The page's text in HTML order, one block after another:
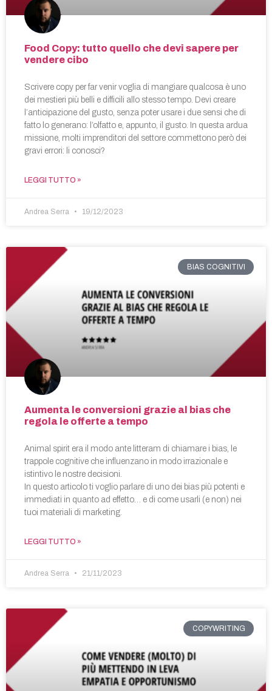
Food Copy: tutto quello che devi sapere per
vendere cibo
Scrivere copy per far venir voglia di mangiare qualcosa è uno
dei mestieri più belli e difficili allo stesso tempo. Devi creare
l’anticipazione del gusto, senza poter usare i due sensi che di
fatto lo generano: l’olfatto e, appunto, il gusto. In questa ardua
missione, molti imprenditori del settore commettono però dei
gravi errori: li conosci?
LEGGI TUTTO »
Andrea Serra 19/12/2023
BIAS COGNITIVI
Aumenta le conversioni grazie al bias che
regola le offerte a tempo
Animal spirit era il modo ante litteram di chiamare i bias, le
trappole cognitive che influenzano in modo irrazionale e
istintivo le nostre decisioni.
In questo articolo ti voglio parlare di uno dei bias più potenti e
immediati in quanto ad effetto… e di come usarli (e non) nei
tuoi materiali di marketing.
LEGGI TUTTO »
Andrea Serra 21/11/2023
COPYWRITING